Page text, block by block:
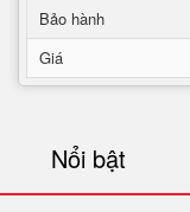
Bảo hành
Giá
Nổi bật